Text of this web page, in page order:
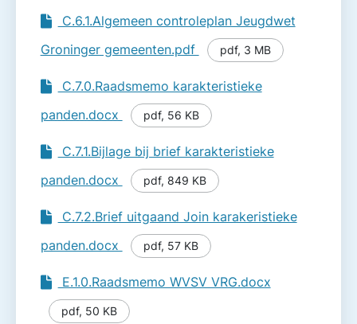
C.6.1.Algemeen controleplan Jeugdwet
Groninger gemeenten.pdf
pdf, 3 MB
C.7.0.Raadsmemo karakteristieke
panden.docx
pdf, 56 KB
C.7.1.Bijlage bij brief karakteristieke
panden.docx
pdf, 849 KB
C.7.2.Brief uitgaand Join karakeristieke
panden.docx
pdf, 57 KB
E.1.0.Raadsmemo WVSV VRG.docx
pdf, 50 KB